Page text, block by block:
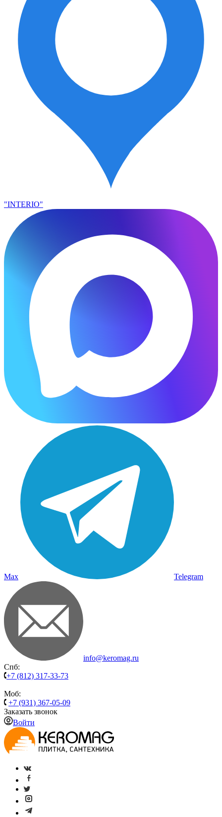
"INTERIO"
Max Telegram
info@keromag.ru
Спб:
+7 (812) 317-33-73
Моб:
+7 (931) 367-05-09
Заказать звонок
Войти